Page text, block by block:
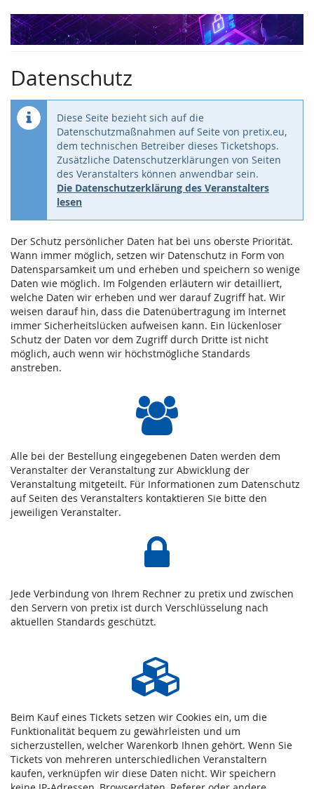
Zum
Haupt-
Inhalt
Datenschutz
Diese Seite bezieht sich auf die
Datenschutzmaßnahmen auf Seite von pretix.eu,
dem technischen Betreiber dieses Ticketshops.
Zusätzliche Datenschutzerklärungen von Seiten
des Veranstalters können anwendbar sein.
Die Datenschutzerklärung des Veranstalters
lesen
Der Schutz persönlicher Daten hat bei uns oberste Priorität.
Wann immer möglich, setzen wir Datenschutz in Form von
Datensparsamkeit um und erheben und speichern so wenige
Daten wie möglich. Im Folgenden erläutern wir detailliert,
welche Daten wir erheben und wer darauf Zugriff hat. Wir
weisen darauf hin, dass die Datenübertragung im Internet
immer Sicherheitslücken aufweisen kann. Ein lückenloser
Schutz der Daten vor dem Zugriff durch Dritte ist nicht
möglich, auch wenn wir höchstmögliche Standards
anstreben.
Alle bei der Bestellung eingegebenen Daten werden dem
Veranstalter der Veranstaltung zur Abwicklung der
Veranstaltung mitgeteilt. Für Informationen zum Datenschutz
auf Seiten des Veranstalters kontaktieren Sie bitte den
jeweiligen Veranstalter.
Jede Verbindung von Ihrem Rechner zu pretix und zwischen
den Servern von pretix ist durch Verschlüsselung nach
aktuellen Standards geschützt.
Beim Kauf eines Tickets setzen wir Cookies ein, um die
Funktionalität bequem zu gewährleisten und um
sicherzustellen, welcher Warenkorb Ihnen gehört. Wenn Sie
Tickets von mehreren unterschiedlichen Veranstaltern
kaufen, verknüpfen wir diese Daten nicht. Wir speichern